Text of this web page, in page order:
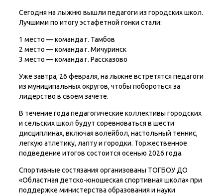
Сегодня на лыжню вышли педагоги из городских школ.
Лучшими по итогу эстафетной гонки стали:
1 место — команда г. Тамбов
2 место — команда г. Мичуринск
3 место — команда г. Рассказово
Уже завтра, 26 февраля, на лыжне встретятся педагоги
из муниципальных округов, чтобы побороться за
лидерство в своем зачете.
В течение года педагогические коллективы городских
и сельских школ будут соревноваться в шести
дисциплинах, включая волейбол, настольный теннис,
легкую атлетику, лапту и городки. Торжественное
подведение итогов состоится осенью 2026 года.
Спортивные состязания организованы ТОГБОУ ДО
«Областная детско-юношеская спортивная школа» при
поддержке министерства образования и науки